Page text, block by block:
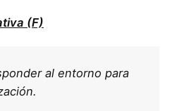
(F)
al entorno para